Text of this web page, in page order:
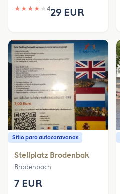
★ ★ ★ ★ ★ 429 EUR
Sítio para autocaravanas
Stellplatz Brodenbak
Brodenbach
7 EUR